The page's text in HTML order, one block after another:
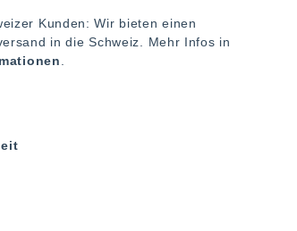
Kunden: Wir bieten einen
in die Schweiz. Mehr Infos in